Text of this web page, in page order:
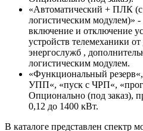
«Автоматический + ПЛК
логистическим модулем)»
включение и отключение
устройств телемеханики
энергослужб ,
логистическим модулем.
«Функциональный
УПП«, «пуск с ЧРП«,
Опционально (под заказ),
0,12 до 1400 кВт.
В каталоге представлен спектр